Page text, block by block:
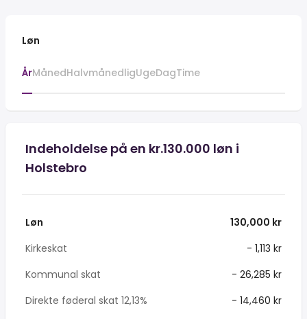
Løn
ÅrMånedHalvmånedligUgeDagTime
Indeholdelse på en kr.130.000 løn i
Holstebro
Løn
130,000 kr
Kirkeskat
- 1,113 kr
Kommunal skat
- 26,285 kr
Direkte føderal skat 12,13%
- 14,460 kr